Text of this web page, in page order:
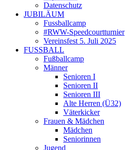
Datenschutz
JUBILÄUM
Fussballcamp
#RWW-Speedcourtturnier
Vereinsfest 5. Juli 2025
FUSSBALL
Fußballcamp
Männer
Senioren I
Senioren II
Senioren III
Alte Herren (Ü32)
Väterkicker
Frauen & Mädchen
Mädchen
Seniorinnen
Jugend